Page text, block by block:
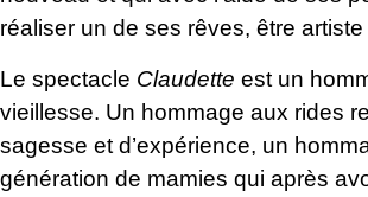
réaliser un de ses rêves, être
Le spectacle Claudette est un
vieillesse. Un hommage aux rides
sagesse et d’expérience, un
génération de mamies qui après